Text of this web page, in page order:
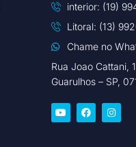
interior: (19)
Litoral: (13)
Chame no
Rua Joao Cattani,
Guarulhos – SP,